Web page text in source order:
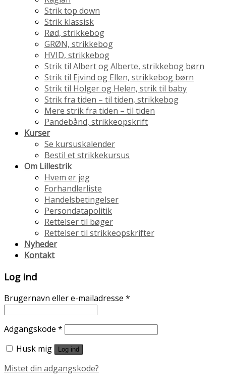
Strik top down
Strik klassisk
Rød, strikkebog
GRØN, strikkebog
HVID, strikkebog
Strik til Albert og Alberte, strikkebog børn
Strik til Ejvind og Ellen, strikkebog børn
Strik til Holger og Helen, strik til baby
Strik fra tiden – til tiden, strikkebog
Mere strik fra tiden – til tiden
Pandebånd, strikkeopskrift
Kurser
Se kursuskalender
Bestil et strikkekursus
Om Lillestrik
Hvem er jeg
Forhandlerliste
Handelsbetingelser
Persondatapolitik
Rettelser til bøger
Rettelser til strikkeopskrifter
Nyheder
Kontakt
Log ind
Brugernavn eller e-mailadresse *
Adgangskode *
Husk mig
Log ind
Mistet din adgangskode?